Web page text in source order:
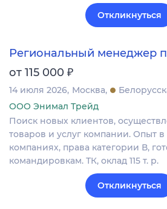
Откликнуться
Региональный менеджер
от 115 000 ₽
14 июля 2026 Москва
ООО Энимал Трейд
Поиск новых клиентов,
товаров и услуг компании. Опыт
компаниях, права категории В,
командировкам. ТК, оклад 115 т. р.
Откликнуться